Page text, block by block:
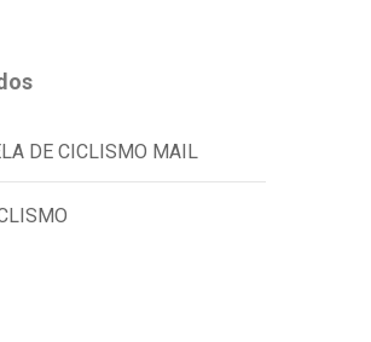
DE CICLISMO MAIL